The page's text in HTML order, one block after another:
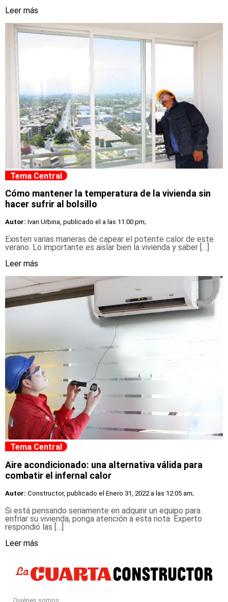
Leer más
Tema Central
Cómo mantener la temperatura de la vivienda sin
hacer sufrir al bolsillo
Autor: Ivan Urbina, publicado el a las 11:00 pm;
Existen varias maneras de capear el potente calor de este
verano. Lo importante es aislar bien la vivienda y saber […]
Leer más
Tema Central
Aire acondicionado: una alternativa válida para
combatir el infernal calor
Autor: Constructor, publicado el Enero 31, 2022 a las 12:05 am;
Si está pensando seriamente en adquirir un equipo para
enfriar su vivienda, ponga atención a esta nota. Experto
respondió las […]
Leer más
Quiénes somos